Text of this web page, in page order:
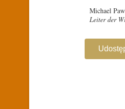
Michael
Leiter der